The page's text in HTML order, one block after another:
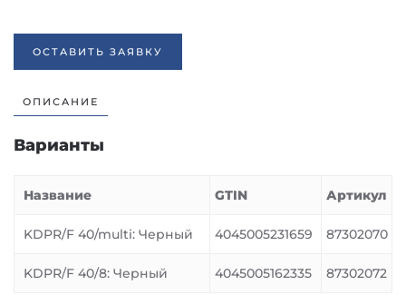
ОСТАВИТЬ ЗАЯВКУ
ОПИСАНИЕ
Варианты
Название GTIN Артикул
KDPR/F 40/multi: Черный 4045005231659 87302070
KDPR/F 40/8: Черный 4045005162335 87302072